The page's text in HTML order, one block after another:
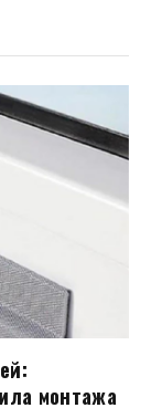
монтажа